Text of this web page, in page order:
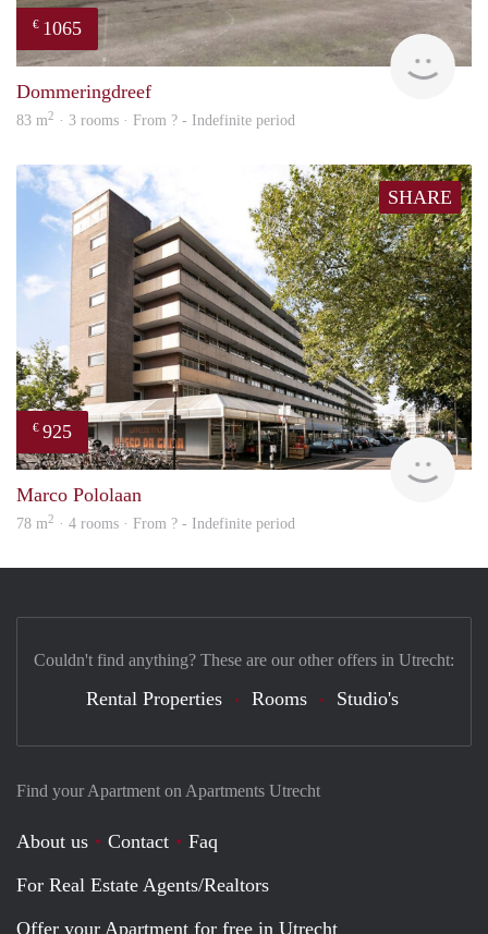
€ 1065
rent
Dommeringdreef
83 m2 · 3 rooms · From ? - Indefinite period
SHARE
€ 925
Marco Pololaan
78 m2 · 4 rooms · From ? - Indefinite period
Find your Apartment on Apartments Utrecht
About us Contact
Faq
For Real Estate Agents/Realtors
Offer your Apartment for free in Utrecht
Couldn't find anything? These are our other offers in Utrecht:
Rental Properties Rooms Studio's